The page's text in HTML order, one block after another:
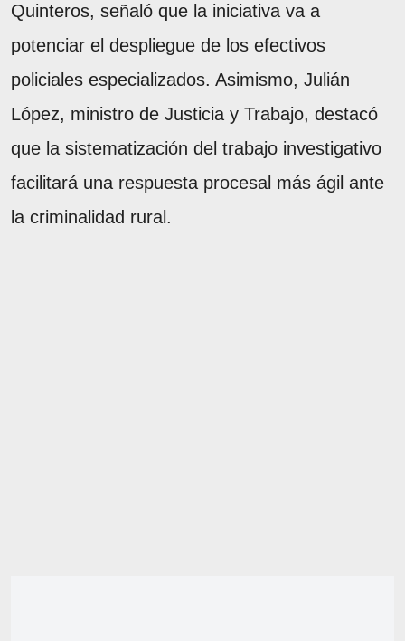
Quinteros, señaló que la iniciativa va a
potenciar el despliegue de los efectivos
policiales especializados. Asimismo, Julián
López, ministro de Justicia y Trabajo, destacó
que la sistematización del trabajo investigativo
facilitará una respuesta procesal más ágil ante
la criminalidad rural.